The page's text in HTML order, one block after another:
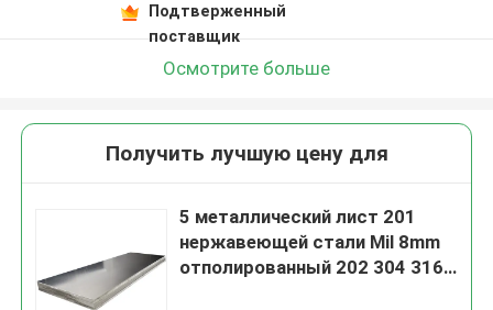
Подтверженный
поставщик
Осмотрите больше
Получить лучшую цену для
5 металлический лист 201
нержавеющей стали Mil 8mm
отполированный 202 304 316